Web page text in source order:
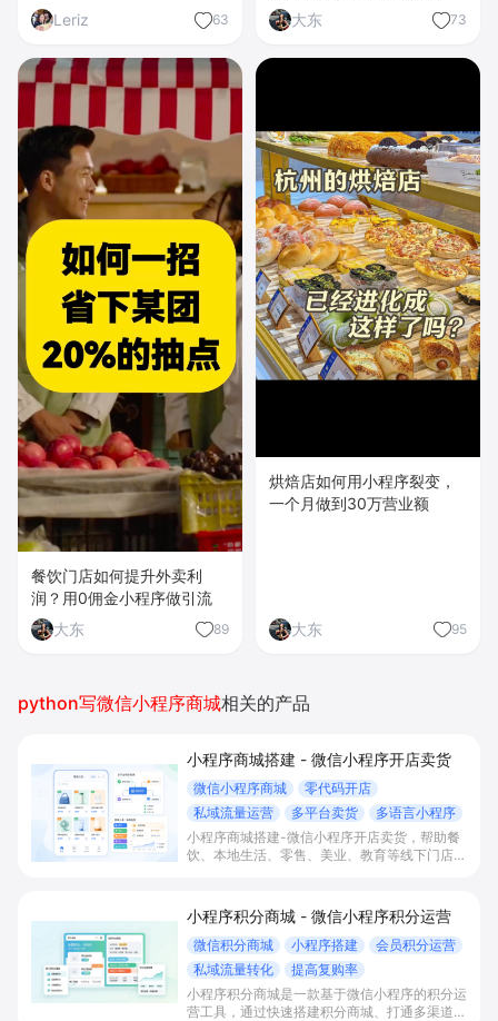
Leriz 63
大东
73
餐饮门店如何提升外卖利
润？用0佣金小程序做引流
大东
89
烘焙店如何用小程序裂变，
一个月做到30万营业额
大东 95
python写微信小程序商城相关的产品
小程序商城搭建 - 微信小程序开店卖货
微信小程序商城
零代码开店
私域流量运营
多平台卖货
多语言小程序
小程序商城搭建-微信小程序开店卖货，帮助餐
饮、本地生活、零售、美业、教育等线下门店及
沉淀自有流量、提升成交与复购。
小程序积分商城 - 微信小程序积分运营
微信积分商城 小程序搭建
会员积分运营
私域流量转化
提高复购率
小程序积分商城是一款基于微信小程序的积分运
营工具，通过快速搭建积分商城、打通多渠道订